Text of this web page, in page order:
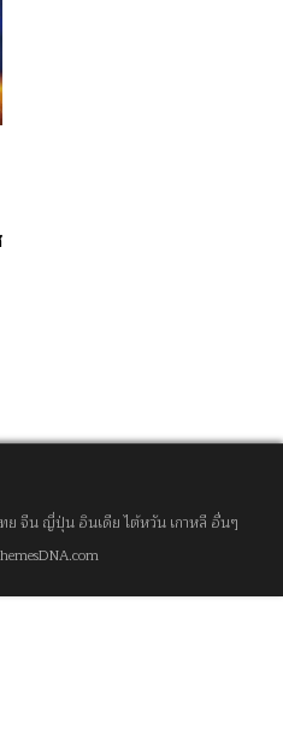
ย จีน ญี่ปุ่น อินเดีย ไต้หวัน เกาหลี อื่นๆ